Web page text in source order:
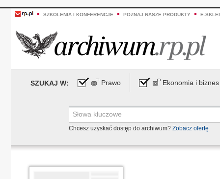
SZKOLENIA I KONFERENCJE POZNAJ NASZE PRODUKTY E-
SZUKAJ W: Prawo Ekonomia i biznes
Chcesz uzyskać dostęp do archiwum? Zobacz ofertę